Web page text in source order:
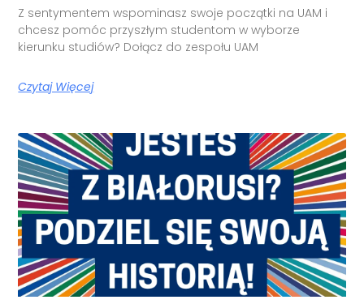
Z sentymentem wspominasz swoje początki na UAM i
chcesz pomóc przyszłym studentom w wyborze
kierunku studiów? Dołącz do zespołu UAM
Czytaj Więcej